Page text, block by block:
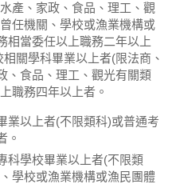
產、家政、食品、理工、觀
任機關、學校或漁業機構或
相當委任以上職務二年以上
關學科畢業以上者(限法商、
、食品、理工、觀光有關類
職務四年以上者。
業以上者(不限類科)或普通考
。
科學校畢業以上者(不限類
學校或漁業機構或漁民團體